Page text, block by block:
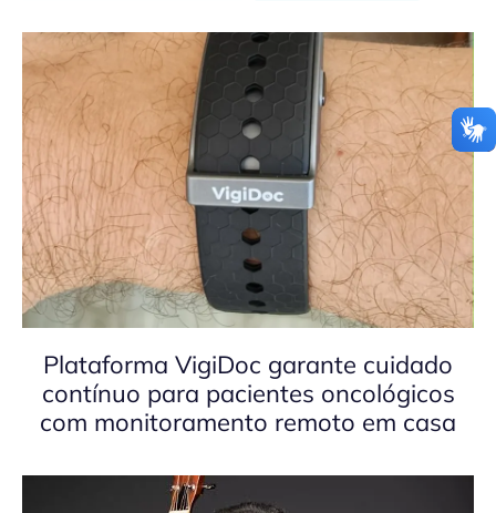
Plataforma VigiDoc garante cuidado
contínuo para pacientes oncológicos
com monitoramento remoto em casa